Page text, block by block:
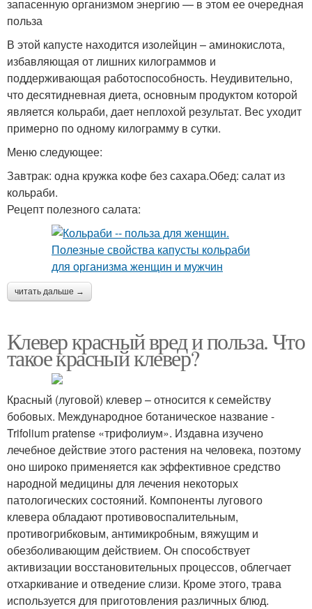
запасенную организмом энергию — в этом ее очередная
польза
В этой капусте находится изолейцин – аминокислота,
избавляющая от лишних килограммов и
поддерживающая работоспособность. Неудивительно,
что десятидневная диета, основным продуктом которой
является кольраби, дает неплохой результат. Вес уходит
примерно по одному килограмму в сутки.
Меню следующее:
Завтрак: одна кружка кофе без сахара.Обед: салат из
кольраби.
Рецепт полезного салата:
читать дальше →
Клевер красный вред и польза. Что
такое красный клевер?
Красный (луговой) клевер – относится к семейству
бобовых. Международное ботаническое название -
Trifolium pratense «трифолиум». Издавна изучено
лечебное действие этого растения на человека, поэтому
оно широко применяется как эффективное средство
народной медицины для лечения некоторых
патологических состояний. Компоненты лугового
клевера обладают противовоспалительным,
противогрибковым, антимикробным, вяжущим и
обезболивающим действием. Он способствует
активизации восстановительных процессов, облегчает
отхаркивание и отведение слизи. Кроме этого, трава
используется для приготовления различных блюд.